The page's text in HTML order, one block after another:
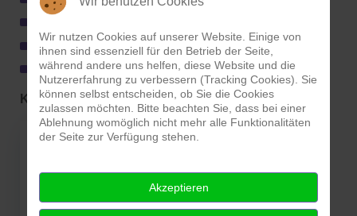
Gemeinwesenorientierte Projekte
Präventionsprojekte
Kontakt:
Samantha
Eisenhardt,
Sperandio(von
Wir nutzen Cookies auf unserer Website. Einige von
ihnen sind essenziell für den Betrieb der Seite,
während andere uns helfen, diese Website und die
Nutzererfahrung zu verbessern (Tracking Cookies). Sie
können selbst entscheiden, ob Sie die Cookies
zulassen möchten. Bitte beachten Sie, dass bei einer
Ablehnung womöglich nicht mehr alle Funktionalitäten
der Seite zur Verfügung stehen.
Akzeptieren